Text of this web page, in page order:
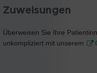
Zuweisungen
Überweisen Sie Ihre
unkompliziert mit unserem